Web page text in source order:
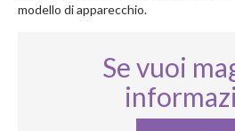
modello di apparecchio.
Se vuoi